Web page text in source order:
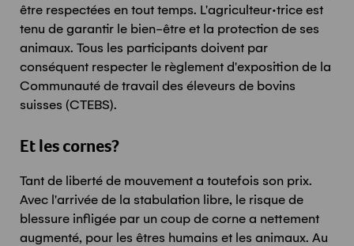
être respectées en tout temps. L'agriculteur·trice est
tenu de garantir le bien-être et la protection de ses
animaux. Tous les participants doivent par
conséquent respecter le règlement d'exposition de la
Communauté de travail des éleveurs de bovins
suisses (CTEBS).
Et les cornes?
Tant de liberté de mouvement a toutefois son prix.
Avec l'arrivée de la stabulation libre, le risque de
blessure infligée par un coup de corne a nettement
augmenté, pour les êtres humains et les animaux. Au